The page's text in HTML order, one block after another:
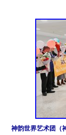
神韵世界艺术团（